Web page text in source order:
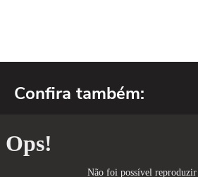
Confira também: